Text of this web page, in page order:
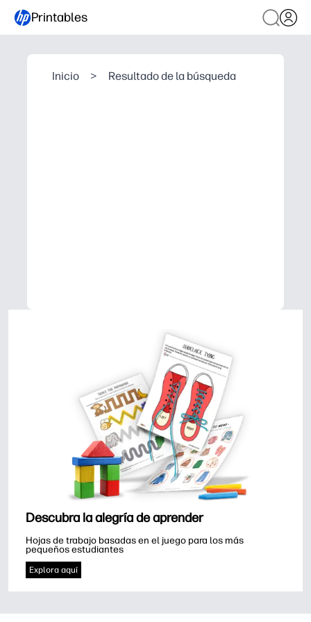
Printables
Inicio > Resultado de la búsqueda
Descubra la alegría de aprender
Hojas de trabajo basadas en el juego para los más
pequeños estudiantes
Explora aquí